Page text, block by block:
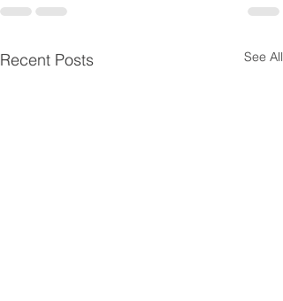
Recent Posts See All